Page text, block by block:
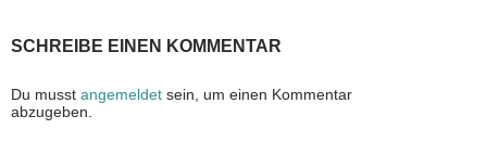
SCHREIBE EINEN KOMMENTAR
Du musst angemeldet sein, um einen Kommentar
abzugeben.